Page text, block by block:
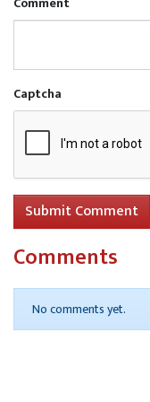
Captcha
Submit Comment
Comments
No comments yet.